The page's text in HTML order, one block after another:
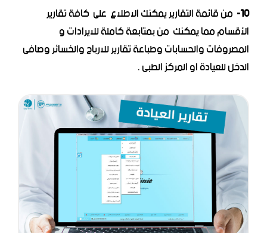
10- من قائمة التقارير يمكنك الاطلاع على كافة تقارير
الأقسام مما يمكنك من بمتابعة كاملة للايرادات و
المصروفات والحسابات وطباعة تقارير للارباح والخسائر وصافى
الدخل للعيادة او المركز الطبى .